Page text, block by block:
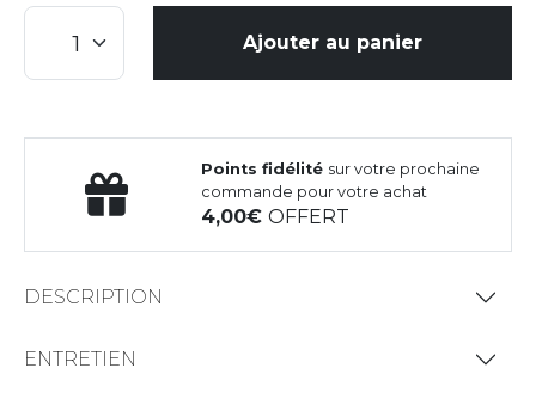
Ajouter au panier
Points fidélité sur votre prochaine
commande pour votre achat
4,00OFFERT
DESCRIPTION
ENTRETIEN